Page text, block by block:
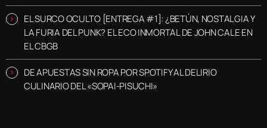
EL SURCO OCULTO [ENTREGA #1]: ¿BETÚN, NOSTALGIA Y
LA FURIA DEL PUNK? EL ECO INMORTAL DE JOHN CALE EN
EL CBGB
DE APUESTAS SIN ROPA POR SPOTIFY AL DELIRIO
CULINARIO DEL «SOPAI-PISUCHI»